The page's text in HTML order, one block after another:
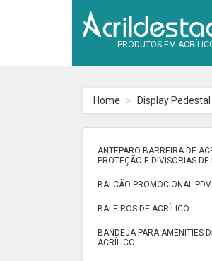
PRODUTOS EM
Home Display
ANTEPARO BARREIRA DE
PROTEÇÃO E DIVISORIAS DE
BALCÃO PROMOCIONAL PDV
BALEIROS DE ACRÍLICO
BANDEJA PARA AMENITIES
ACRÍLICO